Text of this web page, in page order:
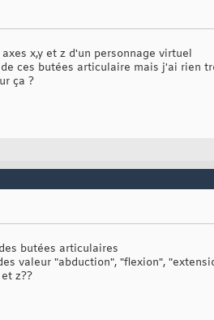
x,y et z d'un personnage virtuel
ces butées articulaire mais j'ai rien
ça ?
butées articulaires
valeur "abduction", "flexion",
z??